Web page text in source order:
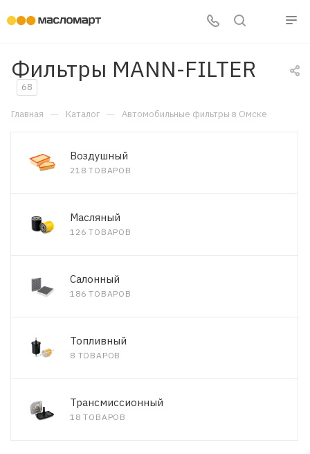
Фильтры MANN-FILTER
68
Главная — Каталог — Автомобильные фильтры в Омске
Воздушный
218 ТОВАРОВ
Масляный
126 ТОВАРОВ
Салонный
186 ТОВАРОВ
Топливный
8 ТОВАРОВ
Трансмиссионный
18 ТОВАРОВ